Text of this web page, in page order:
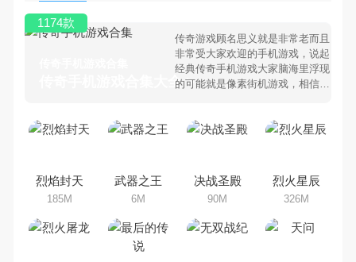
传奇手机游戏合集大全 >
传奇游戏顾名思义就是非常老而且
非常受大家欢迎的手机游戏，说起
经典传奇手机游戏大家脑海里浮现
的可能就是像素街机游戏，相信很
奇手机游戏有哪些呢？游戏今天，
集，欢迎大家前来选择下载体验
1174款
烈焰封天
185M
武器之王
6M
决战圣殿
90M
烈火星辰
326M